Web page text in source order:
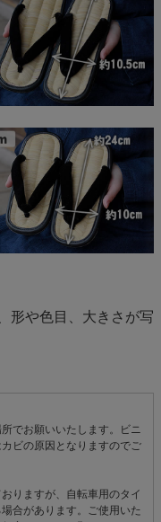
形や色目、大きさが写
でお願いいたします。ビニ
ビの原因となりますのでご
りますが、自転車用のタイ
合があります。ご使用いた